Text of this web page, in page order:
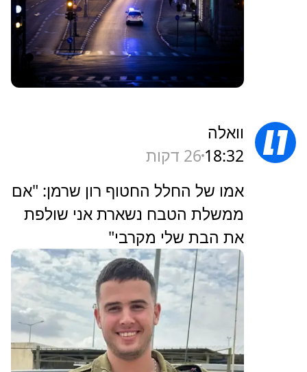
וואלה
18:32 26 דקות
אמו של החלל החטוף רון שרמן: "אם
ממשלת הטבח נשארת אני שולפת
את הבת שלי מקרבי"